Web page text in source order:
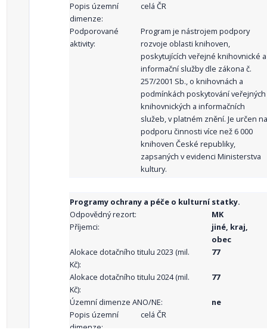
Popis územní
dimenze:
celá ČR
Podporované
aktivity:
Program je nástrojem podpory
rozvoje oblasti knihoven,
poskytujících veřejné knihovnické a
informační služby dle zákona č.
257/2001 Sb., o knihovnách a
podmínkách poskytování veřejných
knihovnických a informačních
služeb, v platném znění. Je určen na
podporu činnosti více než 6 000
knihoven České republiky,
zapsaných v evidenci Ministerstva
kultury.
Programy ochrany a péče o kulturní statky.
Odpovědný rezort:
MK
Příjemci:
jiné, kraj,
obec
Alokace dotačního titulu 2023 (mil.
Kč):
77
Alokace dotačního titulu 2024 (mil.
Kč):
77
Územní dimenze ANO/NE:
ne
Popis územní
dimenze:
celá ČR